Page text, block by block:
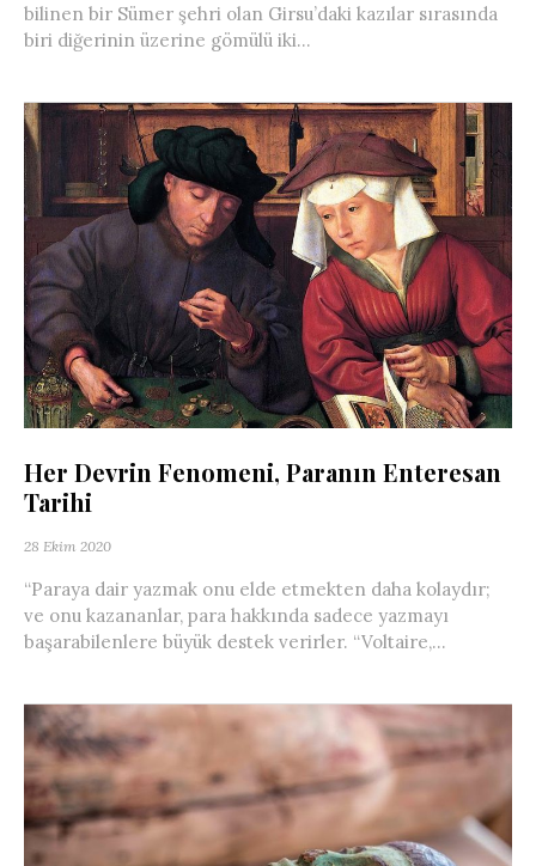
bilinen bir Sümer şehri olan Girsu’daki kazılar sırasında
biri diğerinin üzerine gömülü iki...
Her Devrin Fenomeni, Paranın Enteresan
Tarihi
28 Ekim 2020
“Paraya dair yazmak onu elde etmekten daha kolaydır;
ve onu kazananlar, para hakkında sadece yazmayı
başarabilenlere büyük destek verirler. “Voltaire,...